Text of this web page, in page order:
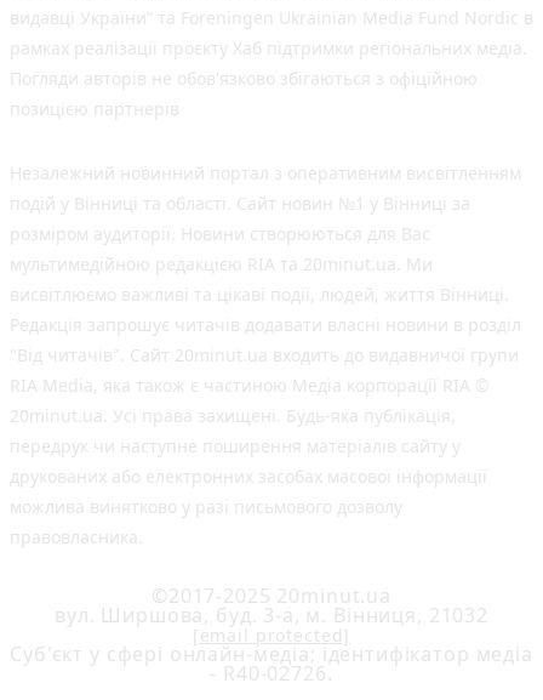
видавці України” та Foreningen Ukrainian Media Fund Nordic в
рамках реалізації проєкту Хаб підтримки регіональних медіа.
Погляди авторів не обов'язково збігаються з офіційною
позицією партнерів
Незалежний новинний портал з оперативним висвітленням
подій у Вінниці та області. Сайт новин №1 у Вінниці за
розміром аудиторії. Новини створюються для Вас
мультимедійною редакцією RIA та 20minut.ua. Ми
висвітлюємо важливі та цікаві події, людей, життя Вінниці.
Редакція запрошує читачів додавати власні новини в розділ
"Від читачів". Сайт 20minut.ua входить до видавничої групи
RIA Media, яка також є частиною Медіа корпорації RIA ©
20minut.ua. Усі права захищені. Будь-яка публiкацiя,
передрук чи наступне поширення матеріалів сайту у
друкованих або електронних засобах масової інформації
можлива винятково у разі письмового дозволу
правовласника.
©2017-2025 20minut.ua
вул. Ширшова, буд. 3-а, м. Вінниця, 21032
[email protected]
Cуб'єкт у сфері онлайн-медіа; ідентифікатор медіа
- R40-02726.